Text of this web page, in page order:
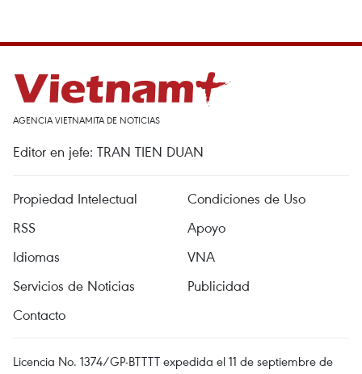
AGENCIA VIETNAMITA DE NOTICIAS
Editor en jefe: TRAN TIEN DUAN
Propiedad Intelectual
Condiciones de Uso
RSS
Apoyo
Idiomas
VNA
Servicios de Noticias
Publicidad
Contacto
Licencia No. 1374/GP-BTTTT expedida el 11 de septiembre de